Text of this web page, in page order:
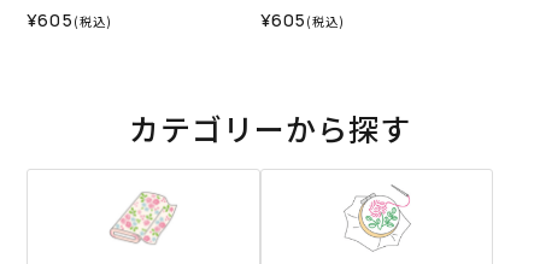
¥605 (税込) ¥605 (税込)
カテゴリーから探す